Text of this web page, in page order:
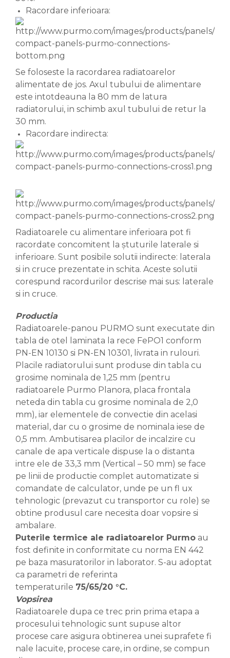
Racordare inferioara:
Se foloseste la racordarea radiatoarelor
alimentate de jos. Axul tubului de alimentare
este intotdeauna la 80 mm de latura
radiatorului, in schimb axul tubului de retur la
30 mm.
Racordare indirecta:
Radiatoarele cu alimentare inferioara pot fi
racordate concomitent la ştuturile laterale si
inferioare. Sunt posibile solutii indirecte: laterala
si in cruce prezentate in schita. Aceste solutii
corespund racordurilor descrise mai sus: laterale
si in cruce.
Productia
Radiatoarele-panou PURMO sunt executate din
tabla de otel laminata la rece FePO1 conform
PN-EN 10130 si PN-EN 10301, livrata in rulouri.
Placile radiatorului sunt produse din tabla cu
grosime nominala de 1,25 mm (pentru
radiatoarele Purmo Planora, placa frontala
neteda din tabla cu grosime nominala de 2,0
mm), iar elementele de convectie din acelasi
material, dar cu o grosime de nominala iese de
0,5 mm. Ambutisarea placilor de incalzire cu
canale de apa verticale dispuse la o distanta
intre ele de 33,3 mm (Vertical – 50 mm) se face
pe linii de productie complet automatizate si
comandate de calculator, unde pe un fl ux
tehnologic (prevazut cu transportor cu role) se
obtine produsul care necesita doar vopsire si
ambalare.
Puterile termice ale radiatoarelor Purmo au
fost definite in conformitate cu norma EN 442
pe baza masuratorilor in laborator. S-au adoptat
ca parametri de referinta
temperaturile 75/65/20 °C.
Vopsirea
Radiatoarele dupa ce trec prin prima etapa a
procesului tehnologic sunt supuse altor
procese care asigura obtinerea unei suprafete fi
nale lacuite, procese care, in ordine, se compun